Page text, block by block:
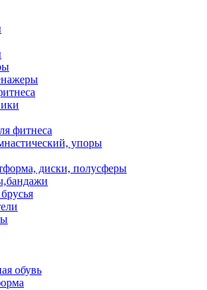
фитнеса
упоры
диски, полусферы
обувь